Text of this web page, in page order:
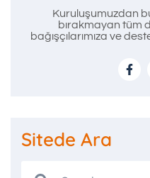
Kuruluşumuzdan
bırakmayan tüm
bağışçılarımıza ve
Sitede Ara